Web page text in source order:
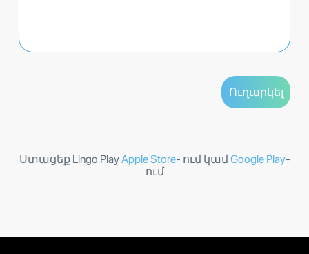
Ստացեք Lingo PlayApple Store- ում կամGoogle Play-
ում